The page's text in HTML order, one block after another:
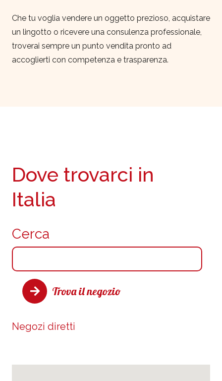
Che tu voglia vendere un oggetto prezioso, acquistare
un lingotto o ricevere una consulenza professionale,
troverai sempre un punto vendita pronto ad
accoglierti con competenza e trasparenza.
Cerca
Trova il negozio
Dove trovarci in
Italia
Negozi diretti